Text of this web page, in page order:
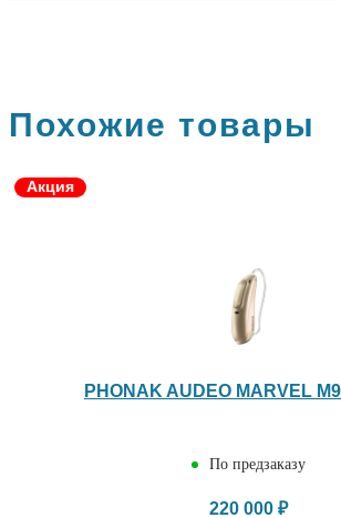
Похожие товары
Акция
PHONAK AUDEO MARVEL
По предзаказу
220 000 ₽